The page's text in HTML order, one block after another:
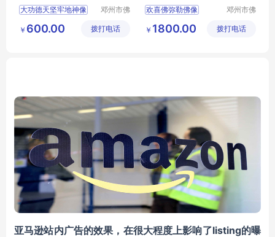
脂彩绘佛像批
大功德天坚牢地神像
河南佛道家厂家直销
邓州市佛
厂
￥ 600.00 拨打电话
批发
欢喜佛弥勒佛像
河南佛道家厂家直销
邓州市佛
厂
￥ 1800.00 拨打电话
亚马逊站内广告的效果，在很大程度上影响了listing的曝